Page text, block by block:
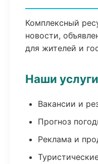
Комплексный
новости,
для жителей и
Наши услуги
Вакансии и
Прогноз
Реклама и